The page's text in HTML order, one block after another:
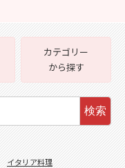
カテゴリー
から探す
検索
イタリア料理